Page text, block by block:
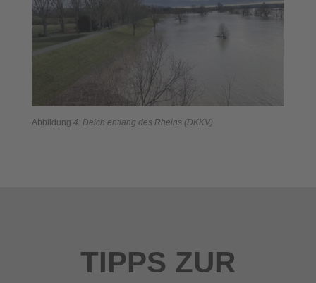
Abbildung 4: Deich entlang des Rheins (DKKV)
TIPPS ZUR